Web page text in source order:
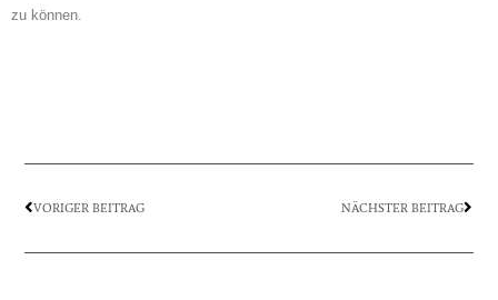
zu können.
VORIGER BEITRAG NÄCHSTER BEITRAG